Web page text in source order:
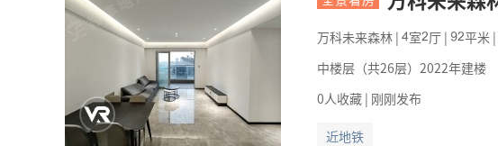
万科未来森林 | 室厅 | 平米 |
中楼层（共26层）2022年建楼
0人收藏 | 刚刚发布
近地铁